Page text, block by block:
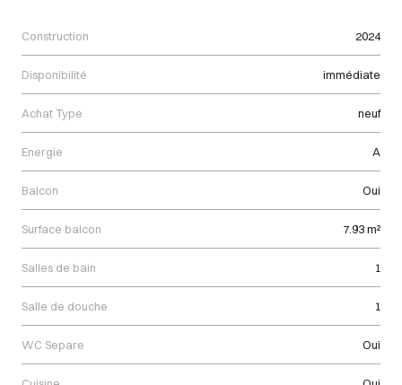
Construction 2024
Disponibilité immédiate
Achat Type neuf
Energie A
Balcon Oui
Surface balcon 7.93 m²
Salles de bain 1
Salle de douche 1
WC Separe Oui